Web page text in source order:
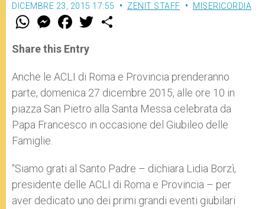
DICEMBRE 23, 2015 17:55 ZENIT STAFF MISERICORDIA
W
t
s
p
p
M
e
s
e
g
e
r
F
a
e
b
o
k
w
r
Share this Entry
Anche le ACLI di Roma e Provincia prenderanno
parte, domenica 27 dicembre 2015, alle ore 10 in
piazza San Pietro alla Santa Messa celebrata da
Papa Francesco in occasione del Giubileo delle
Famiglie.
“Siamo grati al Santo Padre – dichiara Lidia Borzì,
presidente delle ACLI di Roma e Provincia – per
aver dedicato uno dei primi grandi eventi giubilari